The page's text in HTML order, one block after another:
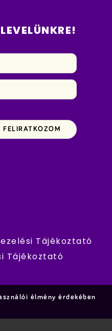
Tájékoztató
Tájékoztató
élmény érdekében